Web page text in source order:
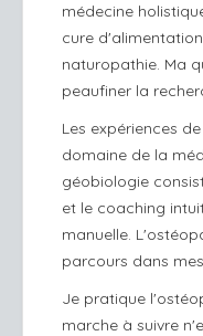
médecine
cure
naturopathie. Ma
peaufiner la
Les expériences
domaine de la
géobiologie
et le coaching
manuelle.
parcours dans
Je pratique
marche à suivre